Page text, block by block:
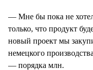
— Мне бы пока не
только, что продукт
новый проект мы
немецкого
— порядка млн.